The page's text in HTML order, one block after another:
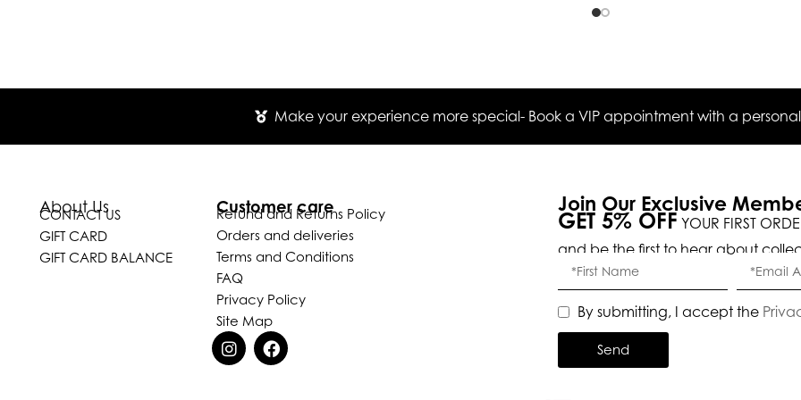
Make your experience more special- Book a VIP appointment with a personal
About Us
CONTACT US
GIFT CARD
GIFT CARD BALANCE
Customer care
Refund and Returns Policy
Orders and deliveries
Terms and Conditions
FAQ
Privacy Policy
Site Map
Join Our Exclusive
GET 5% OFF YOUR FIRST
and be the first to hear about
By submitting, I accept the
Send